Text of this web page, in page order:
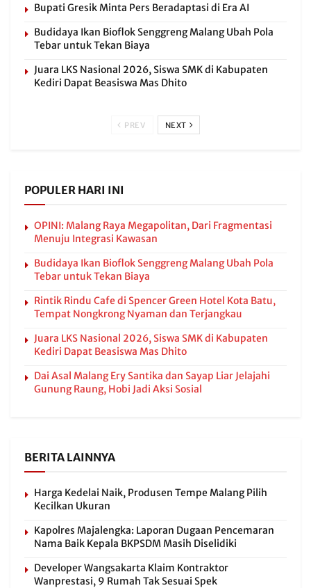
Bupati Gresik Minta Pers Beradaptasi di Era AI
Budidaya Ikan Bioflok Senggreng Malang Ubah Pola
Tebar untuk Tekan Biaya
Juara LKS Nasional 2026, Siswa SMK di Kabupaten
Kediri Dapat Beasiswa Mas Dhito
PREV NEXT
POPULER HARI INI
OPINI: Malang Raya Megapolitan, Dari Fragmentasi
Menuju Integrasi Kawasan
Budidaya Ikan Bioflok Senggreng Malang Ubah Pola
Tebar untuk Tekan Biaya
Rintik Rindu Cafe di Spencer Green Hotel Kota Batu,
Tempat Nongkrong Nyaman dan Terjangkau
Juara LKS Nasional 2026, Siswa SMK di Kabupaten
Kediri Dapat Beasiswa Mas Dhito
Dai Asal Malang Ery Santika dan Sayap Liar Jelajahi
Gunung Raung, Hobi Jadi Aksi Sosial
BERITA LAINNYA
Harga Kedelai Naik, Produsen Tempe Malang Pilih
Kecilkan Ukuran
Kapolres Majalengka: Laporan Dugaan Pencemaran
Nama Baik Kepala BKPSDM Masih Diselidiki
Developer Wangsakarta Klaim Kontraktor
Wanprestasi, 9 Rumah Tak Sesuai Spek